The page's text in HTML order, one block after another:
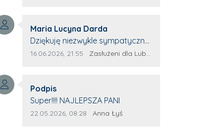
spokojna, cierpliwa.
Autor komentarza:
Maria Lucyna Darda
Treść komentarza:
Dziękuję niezwykle sympatycznej
Pani redaktor Annie Niderla-
wyrozumiałość dla wyróżnionych
osób, którym trema odbierała
głos.
Data dodania komentarza:
16.06.2026, 21:55 Źródło komentarza:
Zasłużeni dla Lubyczy
Autor komentarza:
Podpis
Treść komentarza:
Super!!!! NAJLEPSZA PANI
Data dodania komentarza:
22.05.2026, 08:28 Źródło komentarza:
Anna Łyś